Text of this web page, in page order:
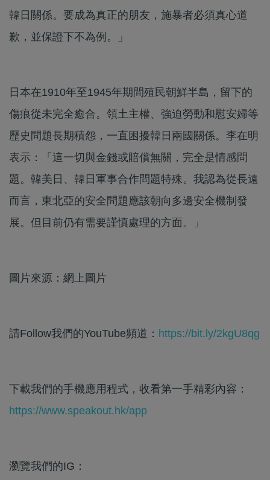
韓日關係。要成為真正的朋友，施暴者必須真心道
歉，並保證下不為例。」
日本在1910年至1945年期間殖民朝鮮半島，留下的
傷痕從未完全癒合。領土主權、強迫勞動和慰安婦等
歷史問題長期積怨，一直困擾韓日兩國關係。李在明
表示：「這一切與金錢或賠償無關，完全是情感問
題。韓美日、韓日軍事合作問題特殊。我認為從長遠
而言，東北亞的安全問題應該朝向多邊安全機制發
展。但目前仍有需要謹慎處理的方面。」
圖片來源：網上圖片
請Follow我們的YouTube頻道： https://bit.ly/2kgU8qg
下載我們的手機應用程式，收看第一手精彩內容：
https://www.speakout.hk/app
瀏覽我們的IG：